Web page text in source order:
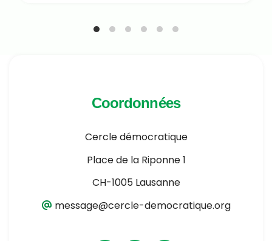
Coordonnées
Cercle démocratique
Place de la Riponne 1
CH-1005 Lausanne
message@cercle-democratique.org